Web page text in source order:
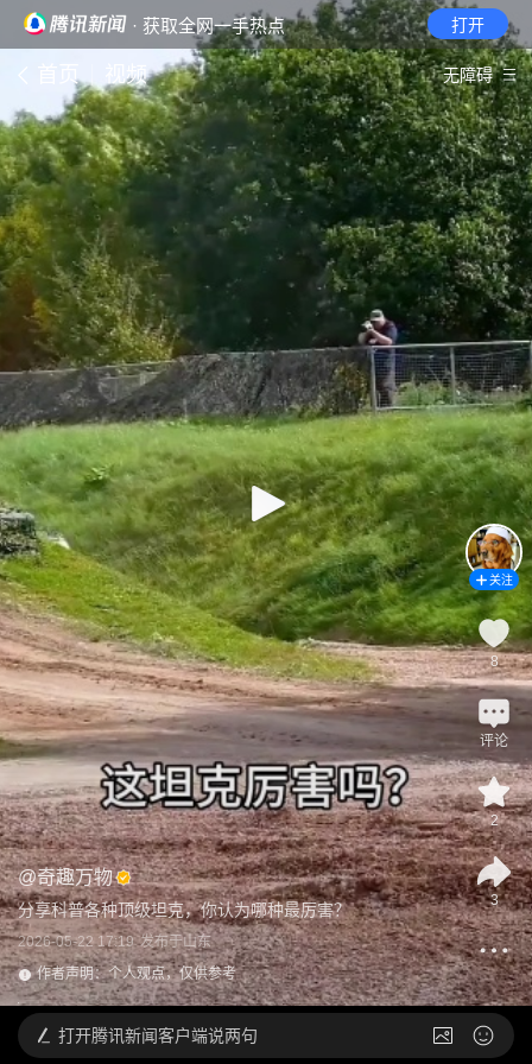
· 获取全网一手热点 打开
首页 视频 无障碍
@奇趣万物
分享科普各种顶级坦克，你认为哪种最厉害？
2026-05-22 17:19 发布于山东
作者声明：个人观点，仅供参考
关注
8
评论
2
3
打开腾讯新闻客户端说两句